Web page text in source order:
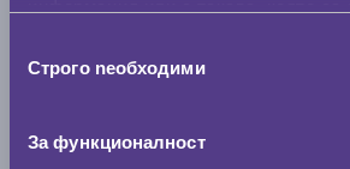
наСтрого nеобходими
За функционалност
Стар размер